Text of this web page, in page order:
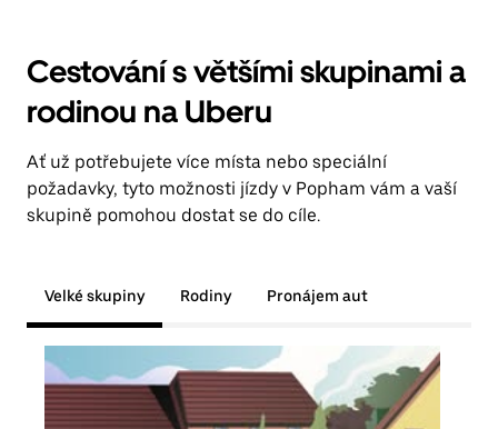
Cestování s většími skupinami a
rodinou na Uberu
Ať už potřebujete více místa nebo speciální
požadavky, tyto možnosti jízdy v Popham vám a vaší
skupině pomohou dostat se do cíle.
Velké skupiny Rodiny Pronájem aut